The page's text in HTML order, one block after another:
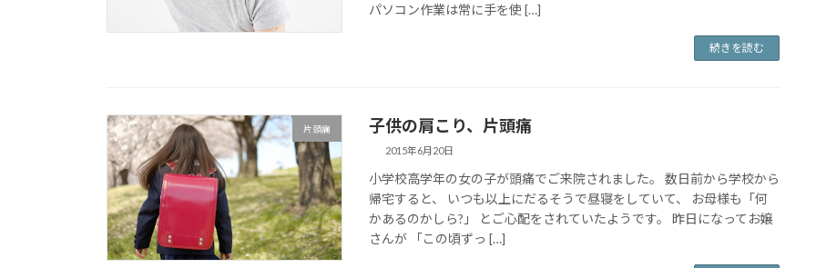
パソコン作業は常に手を使 […]
続きを読む
片頭痛 子供の肩こり、片頭痛
2015年6月20日
小学校高学年の女の子が頭痛でご来院されました。 数日前から学校から
帰宅すると、 いつも以上にだるそうで昼寝をしていて、 お母様も「何
かあるのかしら?」 とご心配をされていたようです。 昨日になってお嬢
さんが 「この頃ずっ […]